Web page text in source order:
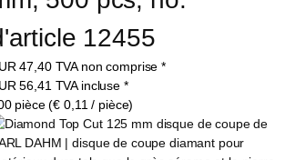
12455
47,40 TVA non comprise *
56,41 TVA incluse *
pièce (€ 0,11 / pièce)